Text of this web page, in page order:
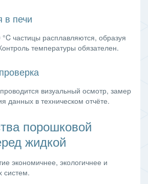
в печи
частицы расплавляются, образуя
температуры обязателен.
визуальный осмотр, замер
данных в техническом отчёте.
порошковой
жидкой
экономичнее, экологичнее и
систем.